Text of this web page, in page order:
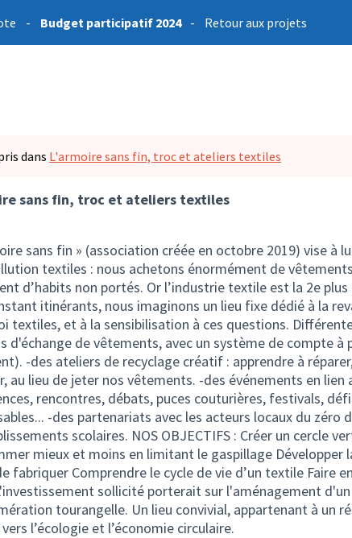
- Budget participatif 2024 - Retour aux projets
dans L'armoire sans fin, troc et ateliers textiles
sans fin, troc et ateliers textiles
sans fin » (association créée en octobre 2019) vise à
textiles : nous achetons énormément de
d’habits non portés. Or l’industrie textile est la 2e
itinérants, nous imaginons un lieu fixe dédié à la
textiles, et à la sensibilisation à ces questions.
d'échange de vêtements, avec un système de compte à
-des ateliers de recyclage créatif : apprendre à
au lieu de jeter nos vêtements. -des événements en lien
rencontres, débats, puces couturières, festivals,
-des partenariats avec les acteurs locaux du zéro
scolaires. NOS OBJECTIFS : Créer un cercle
mieux et moins en limitant le gaspillage Développer
fabriquer Comprendre le cycle de vie d’un textile Faire
sollicité porterait sur l'aménagement d'un
tourangelle. Un lieu convivial, appartenant à un
l’écologie et l’économie circulaire.